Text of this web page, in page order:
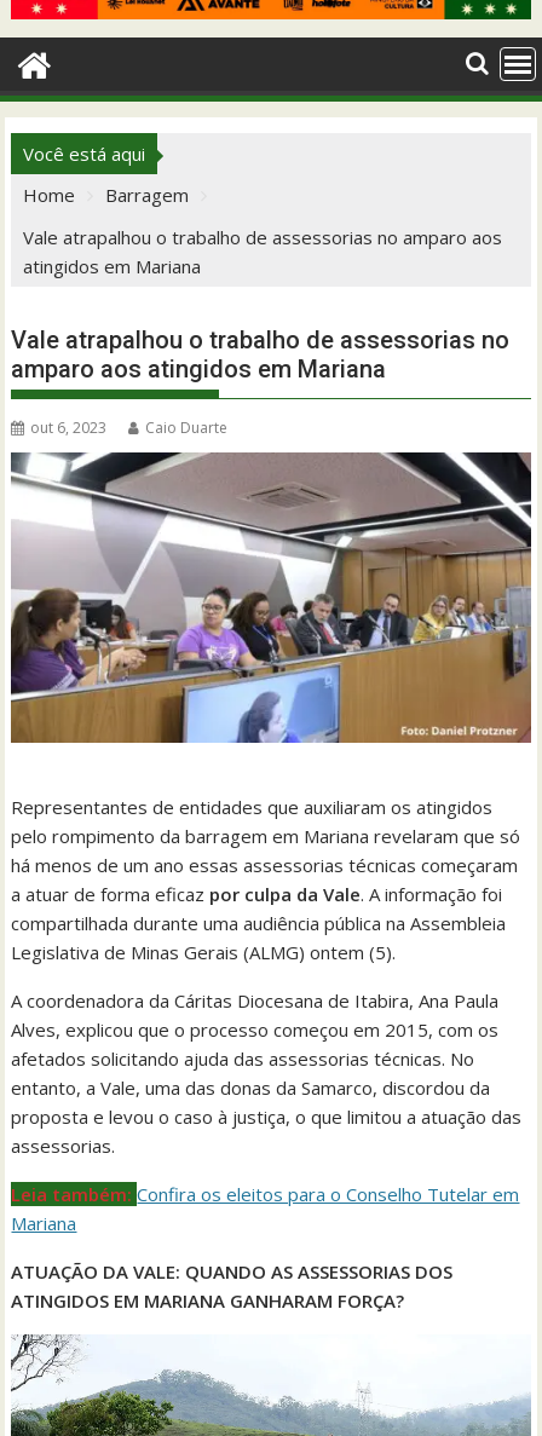
Você está aqui
Home
Barragem
Vale atrapalhou o trabalho de assessorias no amparo aos
atingidos em Mariana
Vale atrapalhou o trabalho de assessorias no
amparo aos atingidos em Mariana
out 6, 2023 Caio Duarte
Representantes de entidades que auxiliaram os atingidos
pelo rompimento da barragem em Mariana revelaram que só
há menos de um ano essas assessorias técnicas começaram
a atuar de forma eficaz por culpa da Vale. A informação foi
compartilhada durante uma audiência pública na Assembleia
Legislativa de Minas Gerais (ALMG) ontem (5).
A coordenadora da Cáritas Diocesana de Itabira, Ana Paula
Alves, explicou que o processo começou em 2015, com os
afetados solicitando ajuda das assessorias técnicas. No
entanto, a Vale, uma das donas da Samarco, discordou da
proposta e levou o caso à justiça, o que limitou a atuação das
assessorias.
Leia também:Confira os eleitos para o Conselho Tutelar em
Mariana
ATUAÇÃO DA VALE: QUANDO AS ASSESSORIAS DOS
ATINGIDOS EM MARIANA GANHARAM FORÇA?